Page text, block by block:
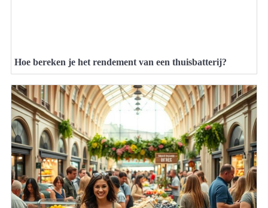
Hoe bereken je het rendement van een thuisbatterij?